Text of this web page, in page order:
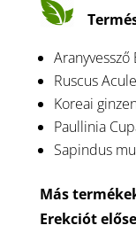
Aranyvessző
Ruscus
Koreai
Paullinia
Sapindus
Más
Erekciót